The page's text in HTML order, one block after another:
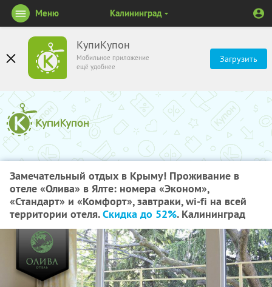
КупиКупон
Мобильное приложение
ещё удобнее
Загрузить
Меню Калининград
Замечательный отдых в Крыму! Проживание в
отеле «Олива» в Ялте: номера «Эконом»,
«Стандарт» и «Комфорт», завтраки, wi-fi на всей
территории отеля.Скидка до 52%. Калининград